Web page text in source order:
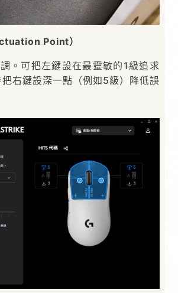
Point）
。可把左鍵設在最靈敏的1級追求
右鍵設深一點（例如5級）降低誤